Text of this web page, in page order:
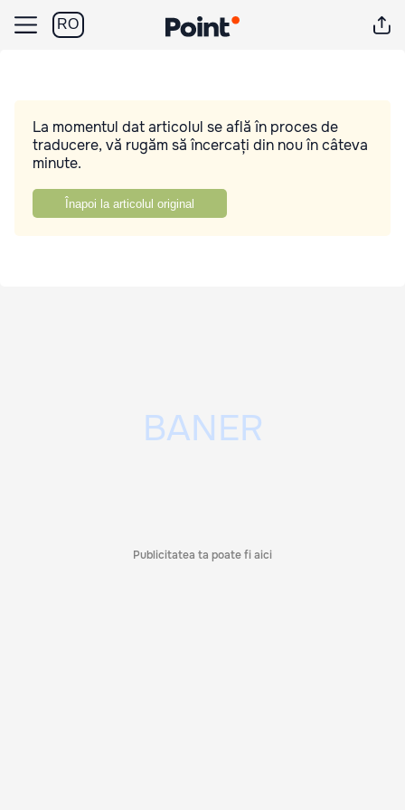
RO
La momentul dat articolul se află în proces de
traducere, vă rugăm să încercați din nou în câteva
minute.
Înapoi la articolul original
Publicitatea ta poate fi aici